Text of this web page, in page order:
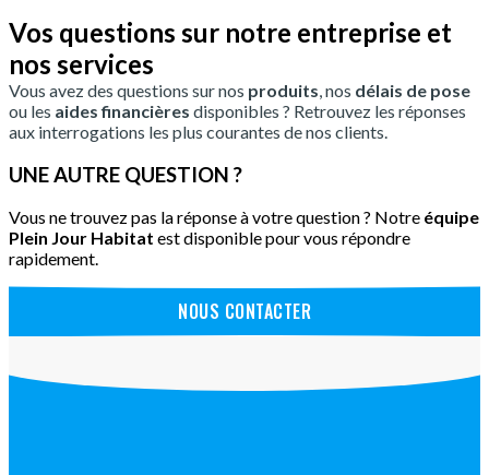
Vos questions sur notre entreprise et
nos services
Vous avez des questions sur nos produits, nos délais de pose
ou les aides financières disponibles ? Retrouvez les réponses
aux interrogations les plus courantes de nos clients.
UNE AUTRE QUESTION ?
Vous ne trouvez pas la réponse à votre question ? Notre équipe
Plein Jour Habitat est disponible pour vous répondre
rapidement.
NOUS CONTACTER